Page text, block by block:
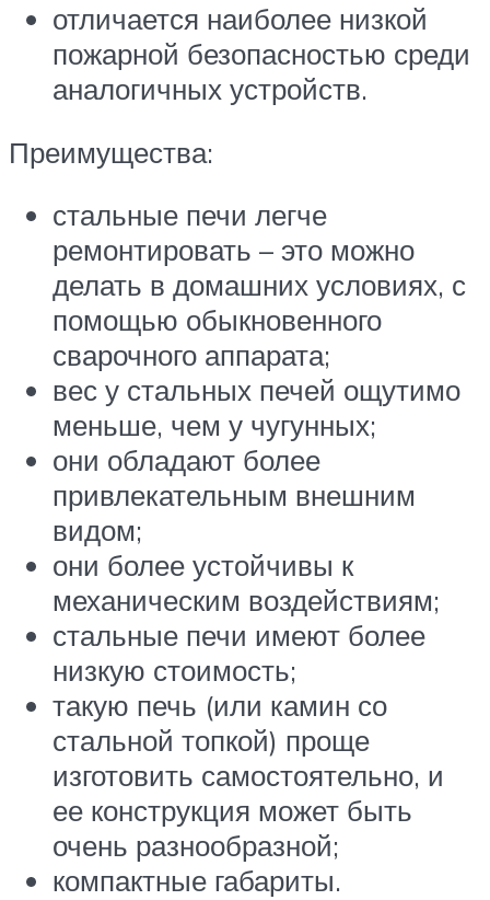
отличается наиболее низкой
пожарной безопасностью среди
аналогичных устройств.
Преимущества:
стальные печи легче
ремонтировать – это можно
делать в домашних условиях, с
помощью обыкновенного
сварочного аппарата;
вес у стальных печей ощутимо
меньше, чем у чугунных;
они обладают более
привлекательным внешним
видом;
они более устойчивы к
механическим воздействиям;
стальные печи имеют более
низкую стоимость;
такую печь (или камин со
стальной топкой) проще
изготовить самостоятельно, и
ее конструкция может быть
очень разнообразной;
компактные габариты.